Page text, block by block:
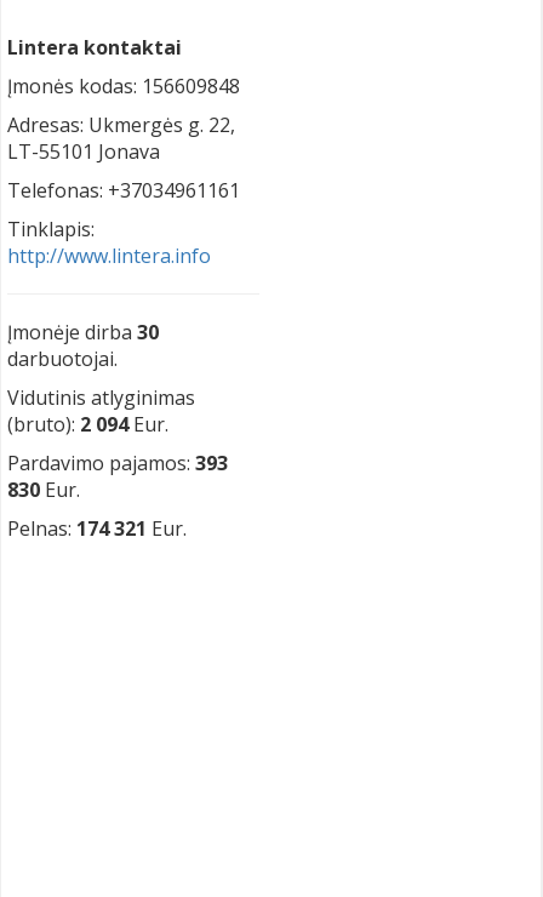
Lintera kontaktai
Įmonės kodas: 156609848
Adresas: Ukmergės g. 22,
LT-55101 Jonava
Telefonas: +37034961161
Tinklapis:
http://www.lintera.info
Įmonėje dirba 30
darbuotojai.
Vidutinis atlyginimas
(bruto): 2 094Eur.
Pardavimo pajamos: 393
830 Eur.
Pelnas: 174 321 Eur.